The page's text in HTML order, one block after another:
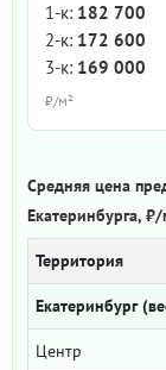
1-к: 182 700
2-к: 172 600
3-к: 169 000
₽/м²
Средняя цена
Екатеринбурга,
Территория
Екатеринбург
Центр